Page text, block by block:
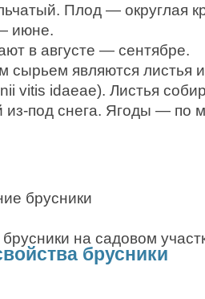
Плод — округлая
июне.
в августе — сентябре.
сырьем являются листья
vitis idaeae). Листья
из-под снега. Ягоды — по
брусники
на садовом
брусники